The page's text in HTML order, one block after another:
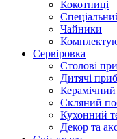
Кокотниці
Чайники
Сервіровка
Столові
Дитячі
Скляний
Кухонний
Декор та